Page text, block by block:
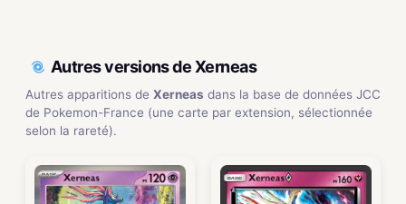
Autres versions de Xerneas
Autres apparitions de Xerneas dans la base de données JCC
de Pokemon-France (une carte par extension, sélectionnée
selon la rareté).